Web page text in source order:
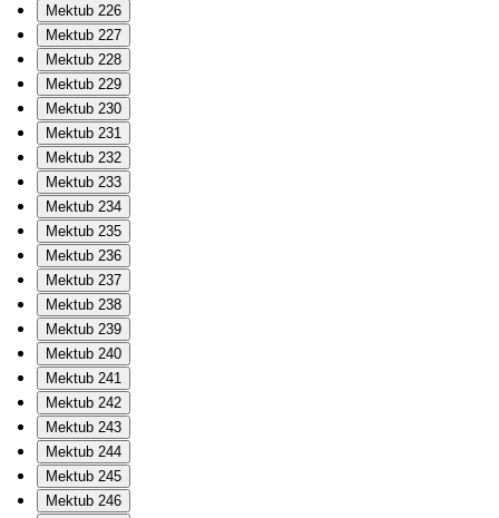
Mektub 226
Mektub 227
Mektub 228
Mektub 229
Mektub 230
Mektub 231
Mektub 232
Mektub 233
Mektub 234
Mektub 235
Mektub 236
Mektub 237
Mektub 238
Mektub 239
Mektub 240
Mektub 241
Mektub 242
Mektub 243
Mektub 244
Mektub 245
Mektub 246